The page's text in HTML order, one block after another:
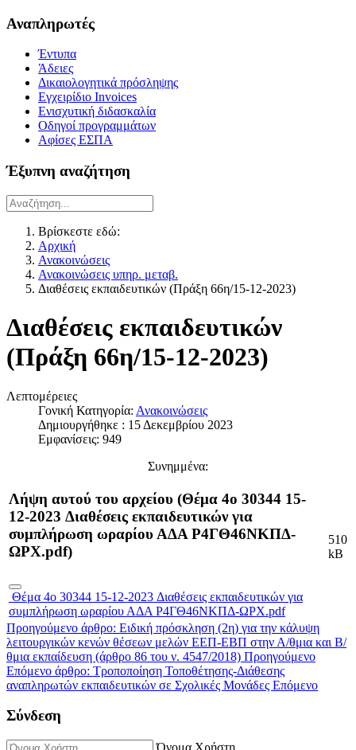
Αναπληρωτές
Έντυπα
Άδειες
Δικαιολογητικά πρόσληψης
Εγχειρίδιο Invoices
Ενισχυτική διδασκαλία
Οδηγοί προγραμμάτων
Αφίσες ΕΣΠΑ
Έξυπνη αναζήτηση
Βρίσκεστε εδώ:
Αρχική
Ανακοινώσεις
Ανακοινώσεις υπηρ. μεταβ.
Διαθέσεις εκπαιδευτικών (Πράξη 66η/15-12-2023)
Διαθέσεις εκπαιδευτικών
(Πράξη 66η/15-12-2023)
Λεπτομέρειες
Γονική Κατηγορία: Ανακοινώσεις
Δημιουργήθηκε : 15 Δεκεμβρίου 2023
Εμφανίσεις: 949
Συνημμένα:
Λήψη αυτού του αρχείου (Θέμα 4o 30344 15-
12-2023 Διαθέσεις εκπαιδευτικών για
συμπλήρωση ωραρίου ΑΔΑ Ρ4ΓΘ46ΝΚΠΔ-
ΩΡΧ.pdf)
Θέμα 4o 30344 15-12-2023 Διαθέσεις εκπαιδευτικών για
συμπλήρωση ωραρίου ΑΔΑ Ρ4ΓΘ46ΝΚΠΔ-ΩΡΧ.pdf
510
kB
Προηγούμενο άρθρο: Ειδική πρόσκληση (2η) για την κάλυψη
λειτουργικών κενών θέσεων μελών ΕΕΠ-ΕΒΠ στην Α/θμια και Β/
θμια εκπαίδευση (άρθρο 86 του ν. 4547/2018) Προηγούμενο
Επόμενο άρθρο: Τροποποίηση Τοποθέτησης-Διάθεσης
αναπληρωτών εκπαιδευτικών σε Σχολικές Μονάδες Επόμενο
Σύνδεση